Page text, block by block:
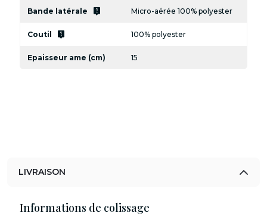
Bande latérale live_help Micro-aérée 100% polyester
Coutil live_help 100% polyester
Epaisseur ame (cm) 15
LIVRAISON
Informations de colissage